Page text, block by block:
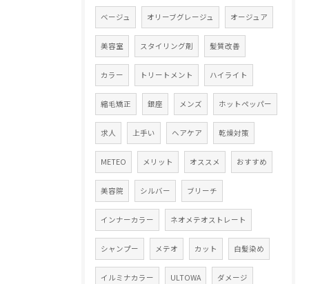
ベージュ オリーブグレージュ オージュア
美容室 スタイリング剤 髪質改善
カラー トリートメント ハイライト
縮毛矯正 銀座 メンズ ホットペッパー
求人 上手い ヘアケア 乾燥対策
METEO メリット オススメ おすすめ
美容院 シルバー ブリーチ
インナーカラー ネオメテオストレート
シャンプー メテオ カット 白髪染め
イルミナカラー ULTOWA ダメージ